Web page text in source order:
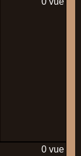
0 vue